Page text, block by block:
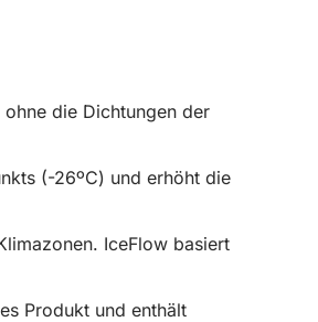
die Dichtungen der
(-26ºC) und erhöht die
IceFlow basiert
Produkt und enthält